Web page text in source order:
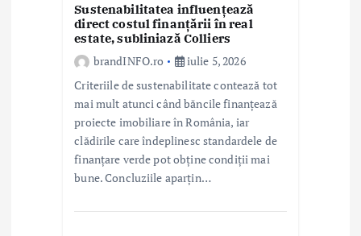
Sustenabilitatea influențează
direct costul finanțării în real
estate, subliniază Colliers
brandINFO.ro
iulie 5, 2026
Criteriile de sustenabilitate contează tot
mai mult atunci când băncile finanțează
proiecte imobiliare în România, iar
clădirile care îndeplinesc standardele de
finanțare verde pot obține condiții mai
bune. Concluziile aparțin…